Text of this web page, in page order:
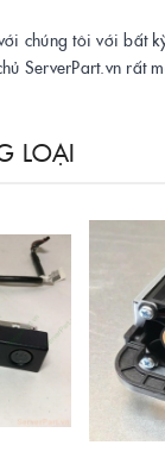
chúng tôi với bất
ServerPart.vn rất
LOẠI